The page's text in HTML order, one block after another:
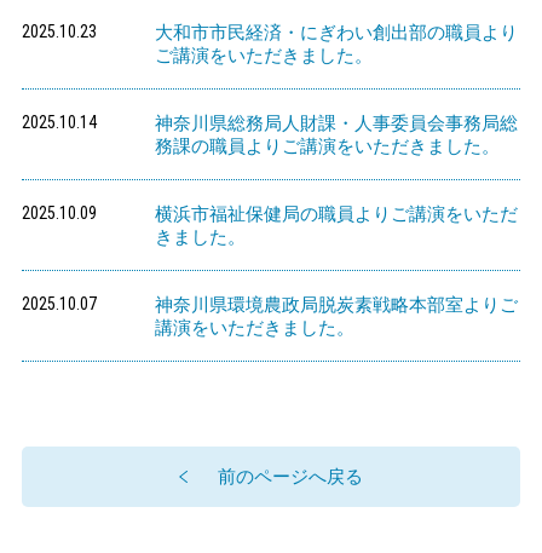
2025.10.23
大和市市民経済・にぎわい創出部の職員より
ご講演をいただきました。
2025.10.14
神奈川県総務局人財課・人事委員会事務局総
務課の職員よりご講演をいただきました。
2025.10.09
横浜市福祉保健局の職員よりご講演をいただ
きました。
2025.10.07
神奈川県環境農政局脱炭素戦略本部室よりご
講演をいただきました。
前のページへ戻る